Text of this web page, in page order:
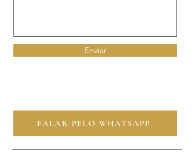
Enviar
FALAR PELO WHATSAPP